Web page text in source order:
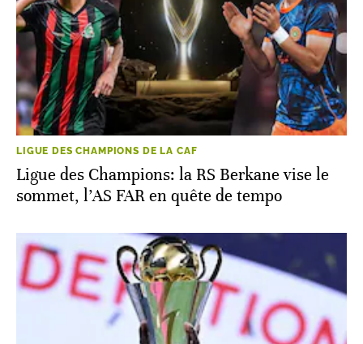
LIGUE DES CHAMPIONS DE LA CAF
Ligue des Champions: la RS Berkane vise le
sommet, l’AS FAR en quête de tempo